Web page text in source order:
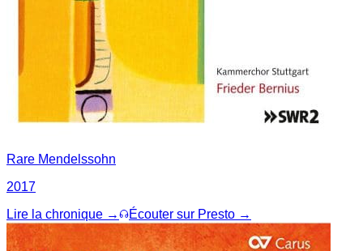
Rare Mendelssohn
2017
Lire la chronique →
Écouter sur Presto →